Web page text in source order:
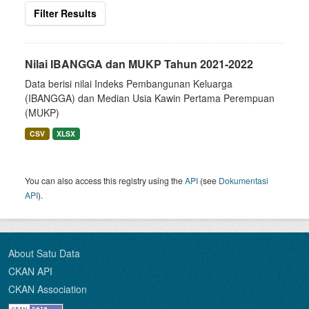
Filter Results
Nilai IBANGGA dan MUKP Tahun 2021-2022
Data berisi nilai Indeks Pembangunan Keluarga
(IBANGGA) dan Median Usia Kawin Pertama Perempuan
(MUKP)
CSV XLSX
You can also access this registry using theAPI (see Dokumentasi
API).
About Satu Data
CKAN API
CKAN Association